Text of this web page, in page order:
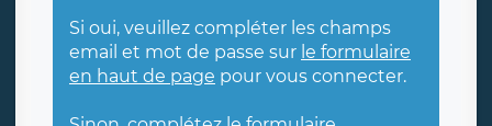
Si oui, veuillez compléter les champs
email et mot de passe sur le formulaire
en haut de page pour vous connecter.